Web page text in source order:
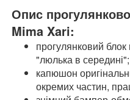
Опис
Mima Xari:
прогулянковий
"люлька в середині";
капюшон
окремих частин,